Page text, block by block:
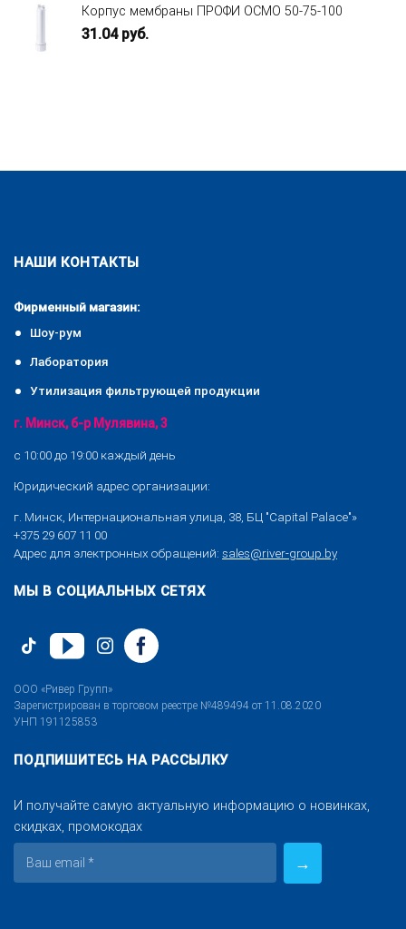
Корпус мембраны ПРОФИ ОСМО 50-75-100
31.04руб.
НАШИ КОНТАКТЫ
Фирменный магазин:
Шоу-рум
Лаборатория
Утилизация фильтрующей продукции
г. Минск, б-р Мулявина, 3
с 10:00 до 19:00 каждый день
Юридический адрес организации:
г. Минск, Интернациональная улица, 38, БЦ "Capital Palace"»
+375 29 607 11 00
Адрес для электронных обращений: sales@river-group.by
МЫ В СОЦИАЛЬНЫХ СЕТЯХ
ООО «Ривер Групп»
Зарегистрирован в торговом реестре №489494 от 11.08.2020
УНП 191125853
ПОДПИШИТЕСЬ НА РАССЫЛКУ
И получайте самую актуальную информацию о новинках,
скидках, промокодах